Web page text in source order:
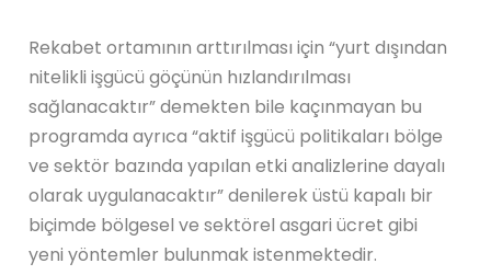
Rekabet ortamının arttırılması için “yurt dışından
nitelikli işgücü göçünün hızlandırılması
sağlanacaktır” demekten bile kaçınmayan bu
programda ayrıca “aktif işgücü politikaları bölge
ve sektör bazında yapılan etki analizlerine dayalı
olarak uygulanacaktır” denilerek üstü kapalı bir
biçimde bölgesel ve sektörel asgari ücret gibi
yeni yöntemler bulunmak istenmektedir.